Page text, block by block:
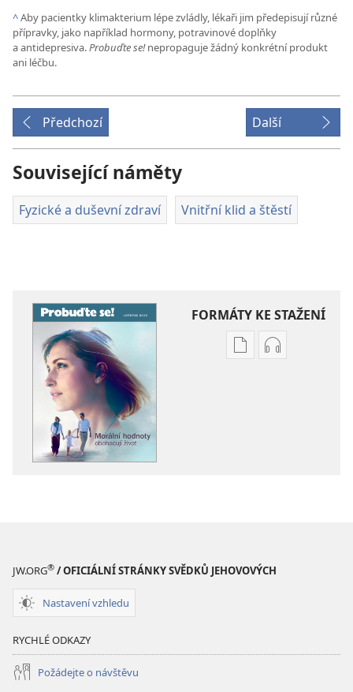
^Aby pacientky klimakterium lépe zvládly, lékaři jim předepisují různé
přípravky, jako například hormony, potravinové doplňky
a antidepresiva. Probuďte se!nepropaguje žádný konkrétní produkt
ani léčbu.
Předchozí Další
Související náměty
Fyzické a duševní zdraví Vnitřní klid a štěstí
FORMÁTY KE STAŽENÍ
FormátyFormáty
JW.ORG® / OFICIÁLNÍ STRÁNKY SVĚDKŮ JEHOVOVÝCH
Nastavení vzhledu
RYCHLÉ ODKAZY
Požádejte o návštěvu